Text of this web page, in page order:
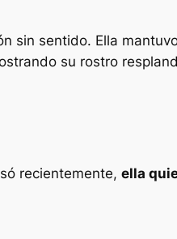
sin sentido. Ella
su rostro
recientemente, ella